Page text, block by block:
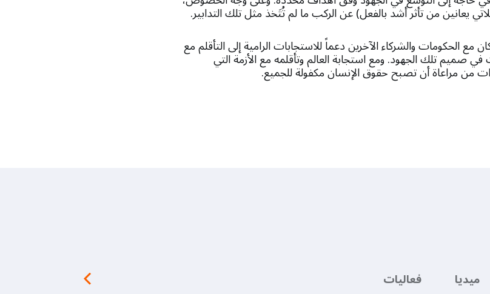
يعانين من تأثر أشد بالفعل) عن الركب ما لم تُتَخذ مثل تلك التدابير.
الحكومات والشركاء الآخرين دعماً للاستجابات الرامية إلى التأقلم مع
في صميم تلك الجهود. ومع استجابة العالم وتأقلمه مع الأزمة التي
من مراعاة أن تصبح حقوق الإنسان مكفولة للجميع.
ميديا فعاليات